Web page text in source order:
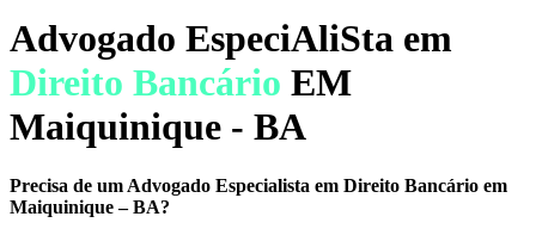
Advogado EspeciAliSta em
Direito Bancário EM
Maiquinique - BA
Precisa de um Advogado Especialista em Direito Bancário em
Maiquinique – BA?